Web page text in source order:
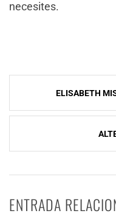
necesites.
Navegación
de
ELISABETH
ENTRADA